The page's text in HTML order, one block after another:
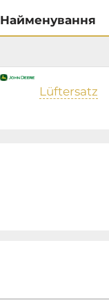
Найменування
Lüftersatz